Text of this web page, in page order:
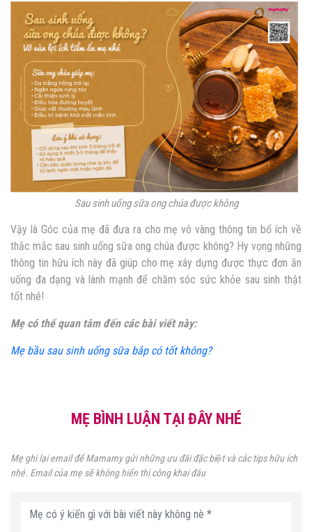
Sau sinh uống sữa ong chúa được không
Vậy là Góc của mẹ đã đưa ra cho mẹ vô vàng thông tin bổ ích về
thắc mắc sau sinh uống sữa ong chúa được không? Hy vọng những
thông tin hữu ích này đã giúp cho mẹ xây dựng được thực đơn ăn
uống đa dạng và lành mạnh để chăm sóc sức khỏe sau sinh thật
tốt nhé!
Mẹ có thể quan tâm đến các bài viết này:
Mẹ bầu sau sinh uống sữa bắp có tốt không?
MẸ BÌNH LUẬN TẠI ĐÂY NHÉ
Mẹ ghi lại email để Mamamy gửi những ưu đãi đặc biệt và các tips hữu ích
nhé. Email của mẹ sẽ không hiển thị công khai đâu